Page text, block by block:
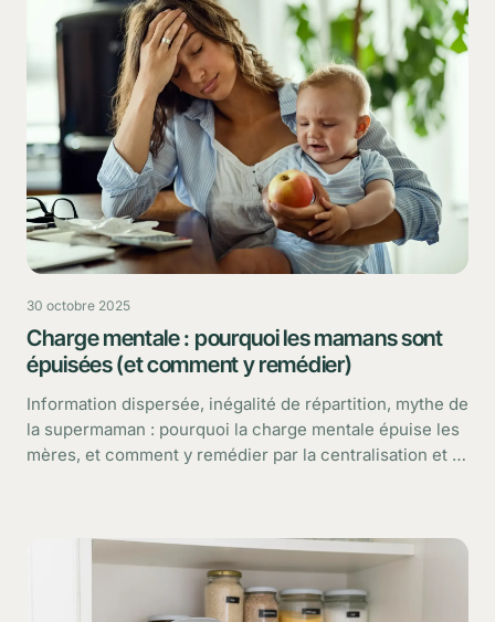
30 octobre 2025
Charge mentale : pourquoi les mamans sont
épuisées (et comment y remédier)
Information dispersée, inégalité de répartition, mythe de
la supermaman : pourquoi la charge mentale épuise les
mères, et comment y remédier par la centralisation et le